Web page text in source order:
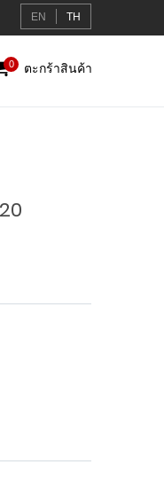
EN TH
ตะกร้าสินค้า
0